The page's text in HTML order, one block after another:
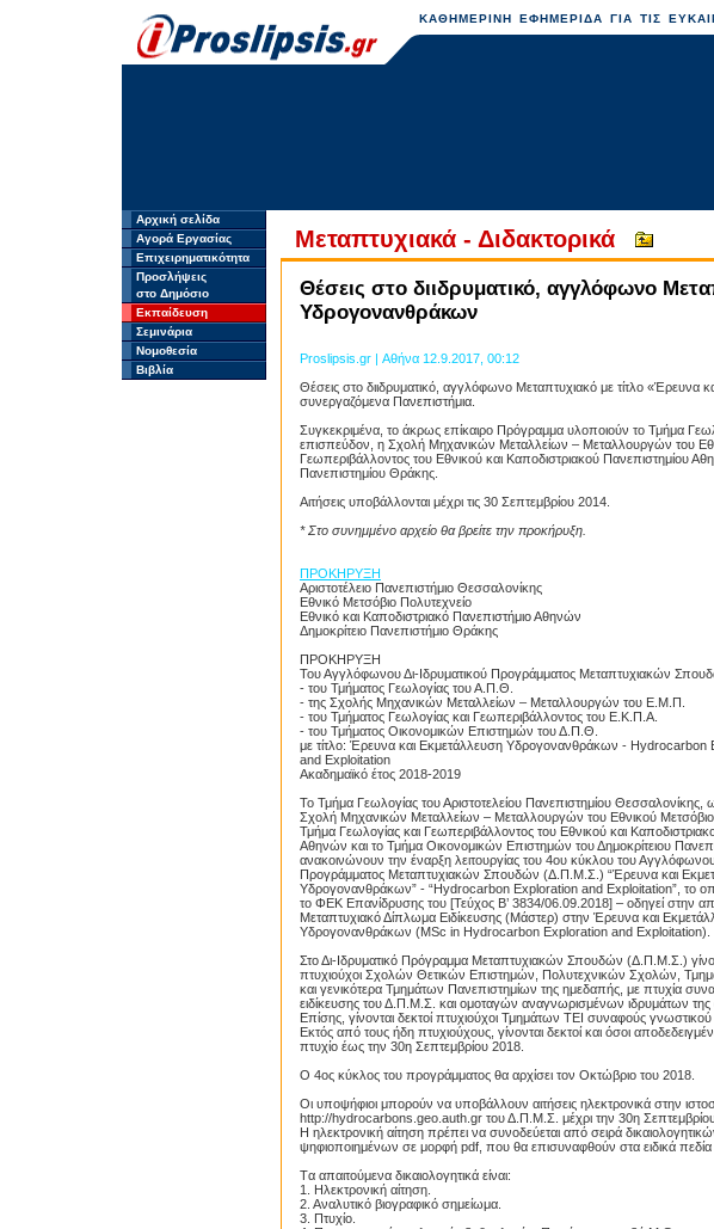
ΚΑΘΗΜΕΡΙΝΗ ΕΦΗΜΕΡΙΔΑ ΓΙΑ ΤΙΣ
Αρχική σελίδα
Αγορά Εργασίας
Επιχειρηματικότητα
Προσλήψεις
στο Δημόσιο
Εκπαίδευση
Σεμινάρια
Νομοθεσία
Βιβλία
Μεταπτυχιακά - Διδακτορικά
Θέσεις στο διιδρυματικό, αγγλόφωνο
Υδρογονανθράκων
Proslipsis.gr | Αθήνα 12.9.2017, 00:12
Θέσεις στο διιδρυματικό, αγγλόφωνο Μεταπτυχιακό με τίτλο
συνεργαζόμενα Πανεπιστήμια.
Συγκεκριμένα, το άκρως επίκαιρο Πρόγραμμα υλοποιούν το Τμήμα
επισπεύδον, η Σχολή Μηχανικών Μεταλλείων – Μεταλλουργών του
Γεωπεριβάλλοντος του Εθνικού και Καποδιστριακού Πανεπιστημίου
Πανεπιστημίου Θράκης.
Αιτήσεις υποβάλλονται μέχρι τις 30 Σεπτεμβρίου 2014.
* Στο συνημμένο αρχείο θα βρείτε την προκήρυξη.
ΠΡΟΚΗΡΥΞΗ
Αριστοτέλειο Πανεπιστήμιο Θεσσαλονίκης
Εθνικό Μετσόβιο Πολυτεχνείο
Εθνικό και Καποδιστριακό Πανεπιστήμιο Αθηνών
Δημοκρίτειο Πανεπιστήμιο Θράκης
ΠΡΟΚΗΡΥΞΗ
Του Αγγλόφωνου Δι-Ιδρυματικού Προγράμματος Μεταπτυχιακών
- του Τμήματος Γεωλογίας του Α.Π.Θ.
- της Σχολής Μηχανικών Μεταλλείων – Μεταλλουργών του Ε.Μ.Π.
- του Τμήματος Γεωλογίας και Γεωπεριβάλλοντος του Ε.Κ.Π.Α.
- του Τμήματος Οικονομικών Επιστημών του Δ.Π.Θ.
με τίτλο: Έρευνα και Εκμετάλλευση Υδρογονανθράκων - Hydrocarbon
and Exploitation
Ακαδημαϊκό έτος 2018-2019
Το Τμήμα Γεωλογίας του Αριστοτελείου Πανεπιστημίου
Σχολή Μηχανικών Μεταλλείων – Μεταλλουργών του Εθνικού
Τμήμα Γεωλογίας και Γεωπεριβάλλοντος του Εθνικού και
Αθηνών και το Τμήμα Οικονομικών Επιστημών του Δημοκρίτειου
ανακοινώνουν την έναρξη λειτουργίας του 4ου κύκλου του Αγγλόφωνου
Προγράμματος Μεταπτυχιακών Σπουδών (Δ.Π.Μ.Σ.) “Έρευνα και
Υδρογονανθράκων” - “Hydrocarbon Exploration and Exploitation”, το
το ΦΕΚ Επανίδρυσης του [Τεύχος Β’ 3834/06.09.2018] – οδηγεί στην
Μεταπτυχιακό Δίπλωμα Ειδίκευσης (Μάστερ) στην Έρευνα και
Υδρογονανθράκων (MSc in Hydrocarbon Exploration and Exploitation).
Στο Δι-Ιδρυματικό Πρόγραμμα Mεταπτυχιακών Σπουδών (Δ.Π.Μ.Σ.)
πτυχιούχοι Σχολών Θετικών Επιστημών, Πολυτεχνικών Σχολών,
και γενικότερα Τμημάτων Πανεπιστημίων της ημεδαπής, με πτυχία
ειδίκευσης του Δ.Π.Μ.Σ. και ομοταγών αναγνωρισμένων ιδρυμάτων
Επίσης, γίνονται δεκτοί πτυχιούχοι Τμημάτων ΤΕΙ συναφούς γνωστικού
Εκτός από τους ήδη πτυχιούχους, γίνονται δεκτοί και όσοι
πτυχίο έως την 30η Σεπτεμβρίου 2018.
Ο 4ος κύκλος του προγράμματος θα αρχίσει τον Οκτώβριο του 2018.
Οι υποψήφιοι μπορούν να υποβάλλουν αιτήσεις ηλεκτρονικά στην
http://hydrocarbons.geo.auth.gr του Δ.Π.Μ.Σ. μέχρι την 30η
Η ηλεκτρονική αίτηση πρέπει να συνοδεύεται από σειρά
ψηφιοποιημένων σε μορφή pdf, που θα επισυναφθούν στα ειδικά πεδία
Tα απαιτούμενα δικαιολογητικά είναι:
1. Ηλεκτρονική αίτηση.
2. Αναλυτικό βιογραφικό σημείωμα.
3. Πτυχίο.